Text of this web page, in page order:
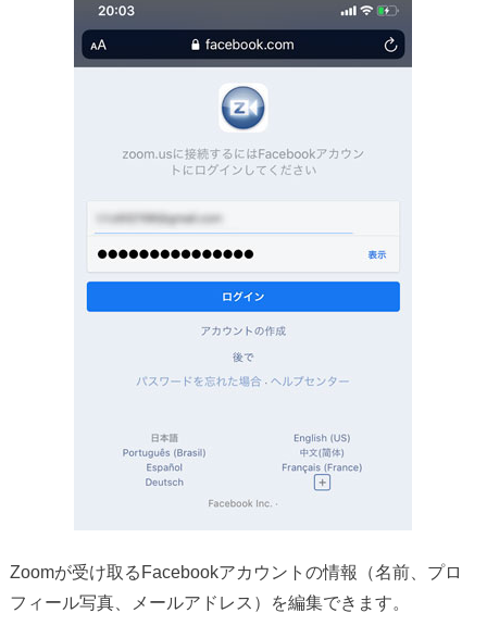
Zoomが受け取るFacebookアカウントの情報（名前、プロ
フィール写真、メールアドレス）を編集できます。